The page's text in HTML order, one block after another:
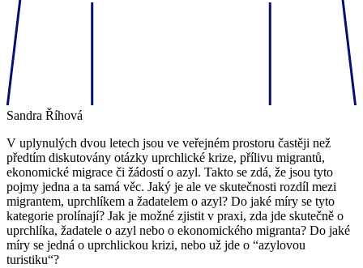
Sandra Říhová
V uplynulých dvou letech jsou ve veřejném prostoru častěji než
předtím diskutovány otázky uprchlické krize, přílivu migrantů,
ekonomické migrace či žádostí o azyl. Takto se zdá, že jsou tyto
pojmy jedna a ta samá věc. Jaký je ale ve skutečnosti rozdíl mezi
migrantem, uprchlíkem a žadatelem o azyl? Do jaké míry se tyto
kategorie prolínají? Jak je možné zjistit v praxi, zda jde skutečně o
uprchlíka, žadatele o azyl nebo o ekonomického migranta? Do jaké
míry se jedná o uprchlickou krizi, nebo už jde o “azylovou
turistiku“?